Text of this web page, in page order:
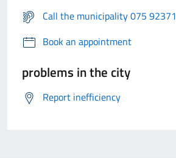
Call the municipality 075 92371
Book an appointment
problems in the city
Report inefficiency